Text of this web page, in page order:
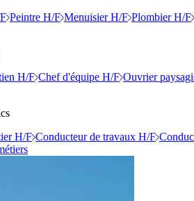
Peintre H/F Menuisier H/F Plombier H/F
H/F Chef d'équipe H/F Ouvrier
H/F Conducteur de travaux H/F